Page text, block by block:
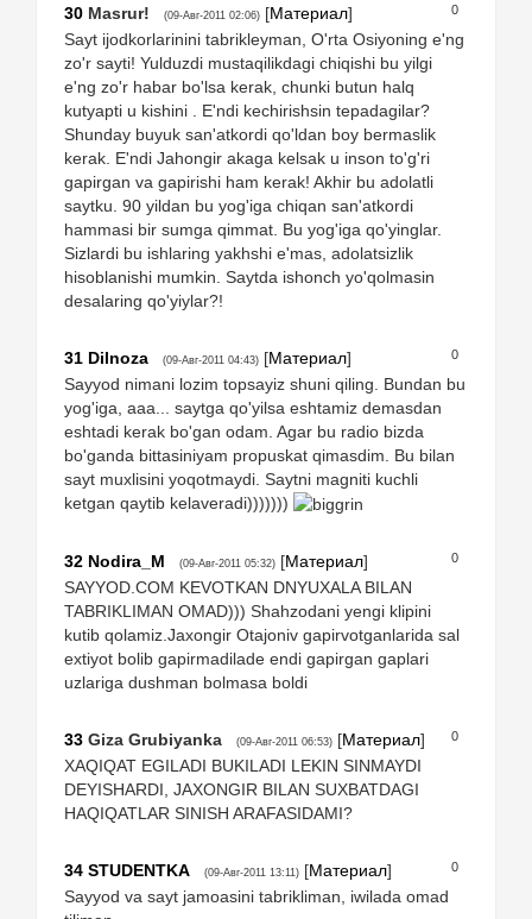
0
30 Masrur! (09-Авг-2011 02:06) [Материал]
Sayt ijodkorlarinini tabrikleyman, O'rta Osiyoning e'ng
zo'r sayti! Yulduzdi mustaqilikdagi chiqishi bu yilgi
e'ng zo'r habar bo'lsa kerak, chunki butun halq
kutyapti u kishini . E'ndi kechirishsin tepadagilar?
Shunday buyuk san'atkordi qo'ldan boy bermaslik
kerak. E'ndi Jahongir akaga kelsak u inson to'g'ri
gapirgan va gapirishi ham kerak! Akhir bu adolatli
saytku. 90 yildan bu yog'iga chiqan san'atkordi
hammasi bir sumga qimmat. Bu yog'iga qo'yinglar.
Sizlardi bu ishlaring yakhshi e'mas, adolatsizlik
hisoblanishi mumkin. Saytda ishonch yo'qolmasin
desalaring qo'yiylar?!
0
31 Dilnoza (09-Авг-2011 04:43) [Материал]
Sayyod nimani lozim topsayiz shuni qiling. Bundan bu
yog'iga, aaa... saytga qo'yilsa eshtamiz demasdan
eshtadi kerak bo'gan odam. Agar bu radio bizda
bo'ganda bittasiniyam propuskat qimasdim. Bu bilan
sayt muxlisini yoqotmaydi. Saytni magniti kuchli
ketgan qaytib kelaveradi)))))))
0
32 Nodira_M (09-Авг-2011 05:32) [Материал]
SAYYOD.COM KEVOTKAN DNYUXALA BILAN
TABRIKLIMAN OMAD))) Shahzodani yengi klipini
kutib qolamiz.Jaxongir Otajoniv gapirvotganlarida sal
extiyot bolib gapirmadilade endi gapirgan gaplari
uzlariga dushman bolmasa boldi
0
33 Giza Grubiyanka (09-Авг-2011 06:53) [Материал]
XAQIQAT EGILADI BUKILADI LEKIN SINMAYDI
DEYISHARDI, JAXONGIR BILAN SUXBATDAGI
HAQIQATLAR SINISH ARAFASIDAMI?
0
34 STUDENTKA (09-Авг-2011 13:11) [Материал]
Sayyod va sayt jamoasini tabrikliman, iwilada omad